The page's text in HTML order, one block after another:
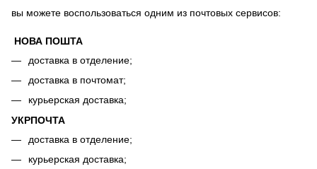
вы можете воспользоваться одним из почтовых сервисов:
НОВА ПОШТА
доставка в отделение;
доставка в почтомат;
курьерская доставка;
УКРПОЧТА
доставка в отделение;
курьерская доставка;